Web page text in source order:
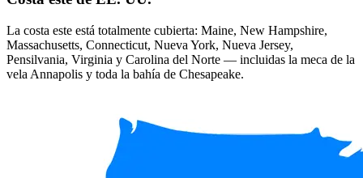
La costa este está totalmente cubierta: Maine, New Hampshire,
Massachusetts, Connecticut, Nueva York, Nueva Jersey,
Pensilvania, Virginia y Carolina del Norte — incluidas la meca de la
vela Annapolis y toda la bahía de Chesapeake.